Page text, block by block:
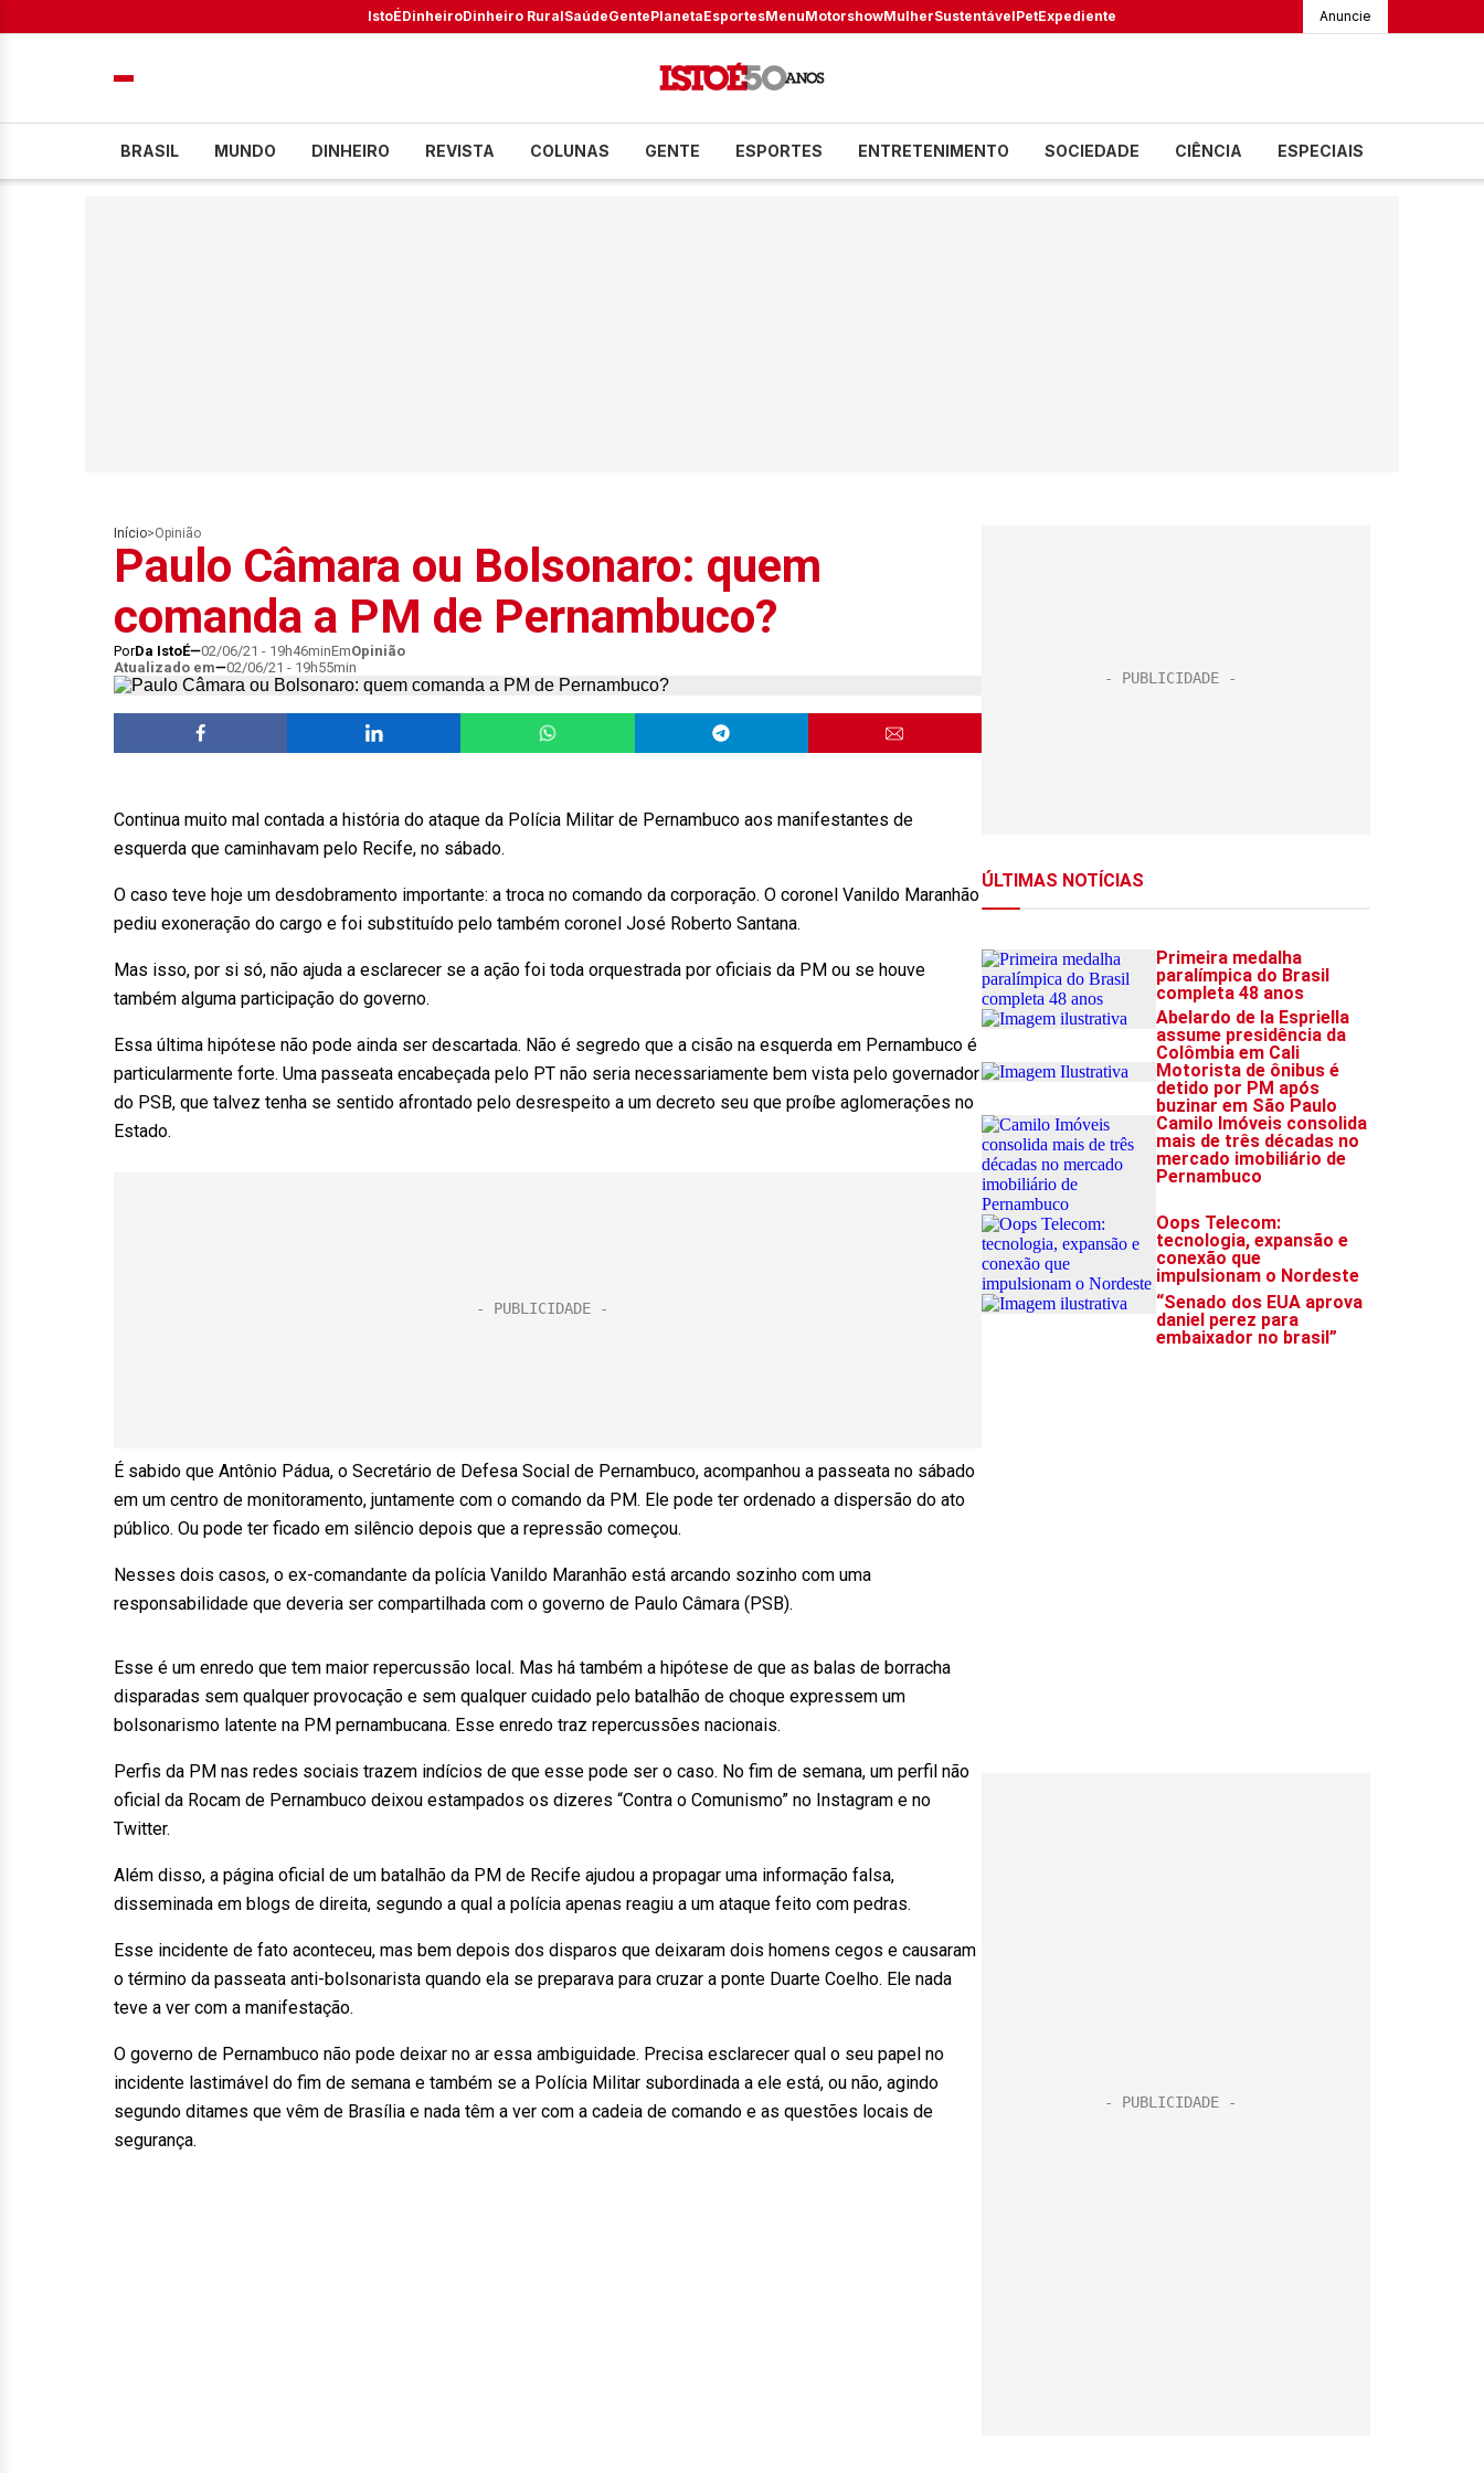
IstoÉDinheiroDinheiro RuralSaúdeGentePlanetaEsportesMenuMotorshowMulherSustentávelPetExpediente Anuncie
BRASIL MUNDO DINHEIRO REVISTA COLUNAS GENTE ESPORTES ENTRETENIMENTO SOCIEDADE CIÊNCIA ESPECIAIS
Início>Opinião
Paulo Câmara ou Bolsonaro: quem
comanda a PM de Pernambuco?
PorDa IstoÉ 02/06/21 - 19h46minEmOpinião
Atualizado em
02/06/21 - 19h55min
Continua muito mal contada a história do ataque da Polícia Militar de Pernambuco aos manifestantes de
esquerda que caminhavam pelo Recife, no sábado.
O caso teve hoje um desdobramento importante: a troca no comando da corporação. O coronel Vanildo Maranhão
pediu exoneração do cargo e foi substituído pelo também coronel José Roberto Santana.
Mas isso, por si só, não ajuda a esclarecer se a ação foi toda orquestrada por oficiais da PM ou se houve
também alguma participação do governo.
Essa última hipótese não pode ainda ser descartada. Não é segredo que a cisão na esquerda em Pernambuco é
particularmente forte. Uma passeata encabeçada pelo PT não seria necessariamente bem vista pelo governador
do PSB, que talvez tenha se sentido afrontado pelo desrespeito a um decreto seu que proíbe aglomerações no
Estado.
É sabido que Antônio Pádua, o Secretário de Defesa Social de Pernambuco, acompanhou a passeata no sábado
em um centro de monitoramento, juntamente com o comando da PM. Ele pode ter ordenado a dispersão do ato
público. Ou pode ter ficado em silêncio depois que a repressão começou.
Nesses dois casos, o ex-comandante da polícia Vanildo Maranhão está arcando sozinho com uma
responsabilidade que deveria ser compartilhada com o governo de Paulo Câmara (PSB).
Esse é um enredo que tem maior repercussão local. Mas há também a hipótese de que as balas de borracha
disparadas sem qualquer provocação e sem qualquer cuidado pelo batalhão de choque expressem um
bolsonarismo latente na PM pernambucana. Esse enredo traz repercussões nacionais.
Perfis da PM nas redes sociais trazem indícios de que esse pode ser o caso. No fim de semana, um perfil não
oficial da Rocam de Pernambuco deixou estampados os dizeres “Contra o Comunismo” no Instagram e no
Twitter.
Além disso, a página oficial de um batalhão da PM de Recife ajudou a propagar uma informação falsa,
disseminada em blogs de direita, segundo a qual a polícia apenas reagiu a um ataque feito com pedras.
Esse incidente de fato aconteceu, mas bem depois dos disparos que deixaram dois homens cegos e causaram
o término da passeata anti-bolsonarista quando ela se preparava para cruzar a ponte Duarte Coelho. Ele nada
teve a ver com a manifestação.
O governo de Pernambuco não pode deixar no ar essa ambiguidade. Precisa esclarecer qual o seu papel no
incidente lastimável do fim de semana e também se a Polícia Militar subordinada a ele está, ou não, agindo
segundo ditames que vêm de Brasília e nada têm a ver com a cadeia de comando e as questões locais de
segurança.